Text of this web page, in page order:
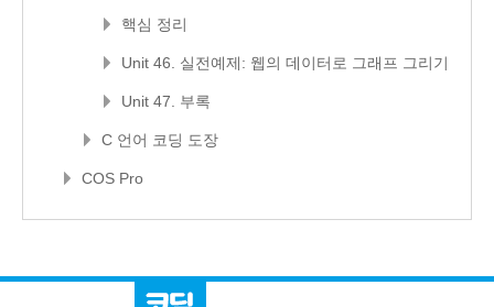
핵심 정리
Unit 46. 실전예제: 웹의 데이터로 그래프 그리기
Unit 47. 부록
C 언어 코딩 도장
COS Pro